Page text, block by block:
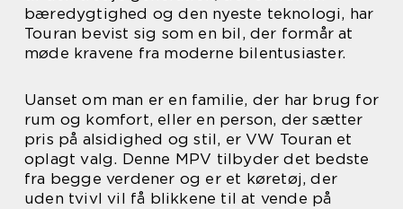
bæredygtighed og den nyeste teknologi, har
Touran bevist sig som en bil, der formår at
møde kravene fra moderne bilentusiaster.
Uanset om man er en familie, der har brug for
rum og komfort, eller en person, der sætter
pris på alsidighed og stil, er VW Touran et
oplagt valg. Denne MPV tilbyder det bedste
fra begge verdener og er et køretøj, der
uden tvivl vil få blikkene til at vende på